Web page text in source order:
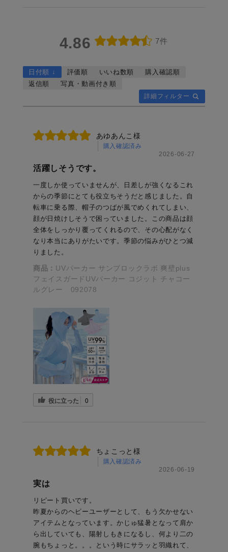
4.86 7件
詳細フィルター
日付順 ↓ 評価順 いいね数順
購入確認順
返信順
写真・動画付き順
あゆあんこ様
購入確認済み
2026-06-27
活躍しそうです。
一度しか使っていませんが、日差しが強くなるこれ
からの季節にとても役立ちそうだと感じました。自
転車に乗る際、帽子のつばが風でめくれてしまい、
顔が日焼けしそうで困っていました。この商品は顔
全体をしっかり覆ってくれるので、その心配がなく
なり本当にありがたいです。季節の悩みがひとつ減
りました。
商品： UVパーカー サンブロックラボ 爽壁plus
フェイスガードUVパーカー コジット チャコー
ルグレー 092078
役に立った 0
ちょこっと様
購入確認済み
2026-06-19
実は
リピート買いです。
昨夏からのヘビーユーザーとして、もう欠かせない
アイテムとなっています。かじゅ猛暑となって肩か
ら出していても、陽射しもきになるし、何より二の
腕もちょっと。。。という時にサラッと羽織れて、